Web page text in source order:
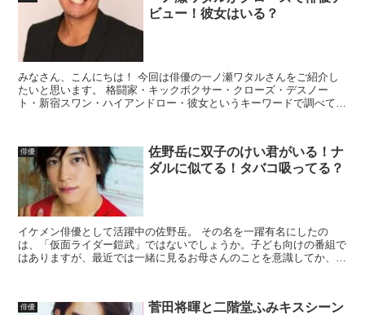
ビュー！彼女はいる？
みなさん、こんにちは！ 今回は俳優の一ノ瀬ワタルさんをご紹介し
たいと思います。 格闘家・キックボクサー・クローズ・デスノー
ト・新宿スワン・ハイアンドロー・彼女というキーワードで調べてい
俳優
佐野岳に双子のけい君がいる！ナ
ダルに似てる！タバコ吸ってる？
イケメン俳優として活躍中の佐野岳。 その名を一躍有名にしたの
は、「仮面ライダー鎧武」ではないでしょうか。子ども向けの番組で
はありますが、最近では一緒に見るお母さんのことを意識してか、イ
俳優
菅田将暉と二階堂ふみキスシーン